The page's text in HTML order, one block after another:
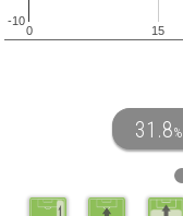
0 15
-10
31.8%